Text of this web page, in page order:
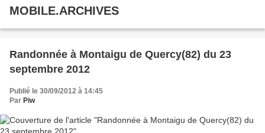
MOBILE.ARCHIVES
Randonnée à Montaigu de Quercy(82) du 23
septembre 2012
Publié le 30/09/2012 à 14:45
Par Piw